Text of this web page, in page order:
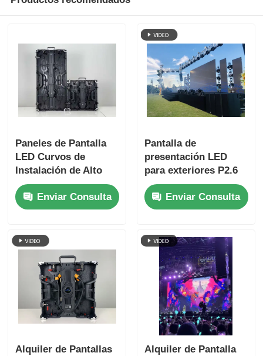
Paneles de Pantalla
LED Curvos de
Instalación de Alto
Brillo P3.91 para
Exteriores | Pantalla
LED Portátil y Pared
Negocios
Enviar Consulta
Pantalla de
presentación LED
para exteriores P2.6
P2.976 P3.91, pantalla
de videoEnviar Consulta
Alquiler de Pantallas
Alquiler de Pantalla